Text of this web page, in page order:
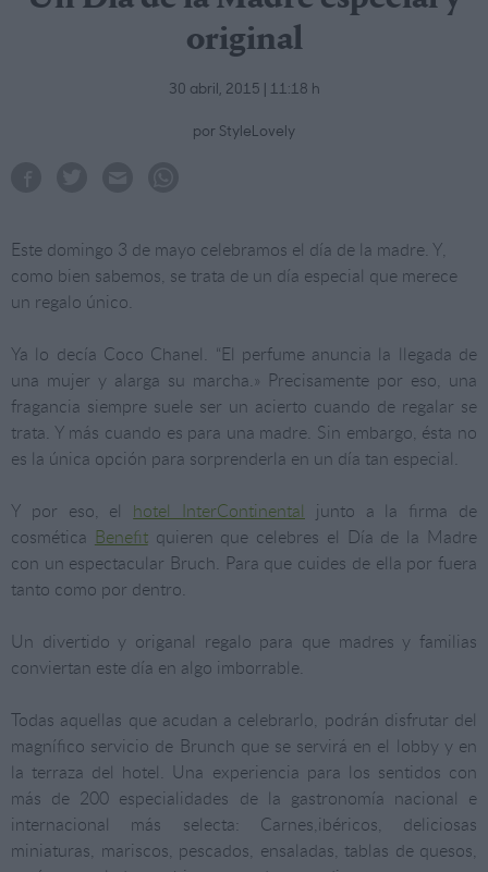
original
30 abril, 2015 | 11:18 h
por StyleLovely
Este domingo 3 de mayo celebramos el día de la madre. Y,
como bien sabemos, se trata de un día especial que merece
un regalo único.
Ya lo decía Coco Chanel. “El perfume anuncia la llegada de
una mujer y alarga su marcha.» Precisamente por eso, una
fragancia siempre suele ser un acierto cuando de regalar se
trata. Y más cuando es para una madre. Sin embargo, ésta no
es la única opción para sorprenderla en un día tan especial.
Y por eso, el hotel InterContinental junto a la firma de
cosmética Benefitquieren que celebres el Día de la Madre
con un espectacular Bruch. Para que cuides de ella por fuera
tanto como por dentro.
Un divertido y origanal regalo para que madres y familias
conviertan este día en algo imborrable.
Todas aquellas que acudan a celebrarlo, podrán disfrutar del
magnífico servicio de Brunch que se servirá en el lobby y en
la terraza del hotel. Una experiencia para los sentidos con
más de 200 especialidades de la gastronomía nacional e
internacional más selecta: Carnes,ibéricos, deliciosas
miniaturas, mariscos, pescados, ensaladas, tablas de quesos,